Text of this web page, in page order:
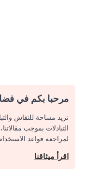
مرحبا بكم في
نريد مساحة للنقاش
التبادلات بموجب
لمراجعة قواعد
اقرأ ميثاقنا